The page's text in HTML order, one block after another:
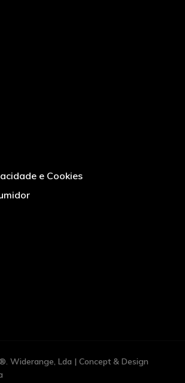
e Cookies
Widerange, Lda | Concept & Design